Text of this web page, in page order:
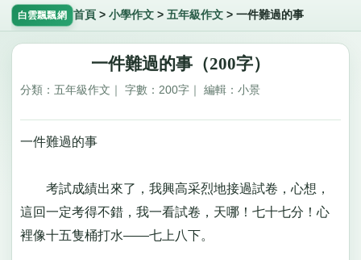
白雲飄飄網 首頁 > 小學作文> 五年級作文> 一件難過的事
一件難過的事（200字）
分類：五年級作文｜ 字數：200字｜ 編輯：小景
一件難過的事
考試成績出來了，我興高采烈地接過試卷，心想，
這回一定考得不錯，我一看試卷，天哪！七十七分！心
裡像十五隻桶打水——七上八下。